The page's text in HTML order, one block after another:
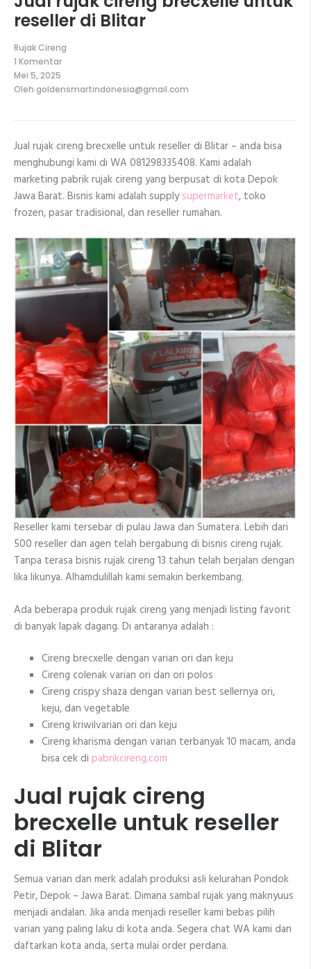
reseller di Blitar
Rujak Cireng
1 Komentar
pada
Jual
rujak
di
Mei 5, 2025
Oleh goldensmartindonesia@gmail.com
Jual rujak cireng brecxelle untuk reseller di Blitar – anda bisa
menghubungi kami di WA 081298335408. Kami adalah
marketing pabrik rujak cireng yang berpusat di kota Depok
Jawa Barat. Bisnis kami adalah supplysupermarket, toko
frozen, pasar tradisional, dan reseller rumahan.
Reseller kami tersebar di pulau Jawa dan Sumatera. Lebih dari
500 reseller dan agen telah bergabung di bisnis cireng rujak.
Tanpa terasa bisnis rujak cireng 13 tahun telah berjalan dengan
lika likunya. Alhamdulillah kami semakin berkembang.
Ada beberapa produk rujak cireng yang menjadi listing favorit
di banyak lapak dagang. Di antaranya adalah :
Cireng brecxelle dengan varian ori dan keju
Cireng colenak varian ori dan ori polos
Cireng crispy shaza dengan varian best sellernya ori,
keju, dan vegetable
Cireng kriwilvarian ori dan keju
Cireng kharisma dengan varian terbanyak 10 macam, anda
bisa cek di pabrikcireng,com
Jual rujak cireng
brecxelle untuk reseller
di Blitar
Semua varian dan merk adalah produksi asli kelurahan Pondok
Petir, Depok – Jawa Barat. Dimana sambal rujak yang maknyuus
menjadi andalan. Jika anda menjadi reseller kami bebas pilih
varian yang paling laku di kota anda. Segera chat WA kami dan
daftarkan kota anda, serta mulai order perdana.